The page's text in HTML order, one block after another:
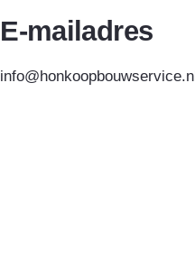
E-mailadres
info@honkoopbouwservice.nl